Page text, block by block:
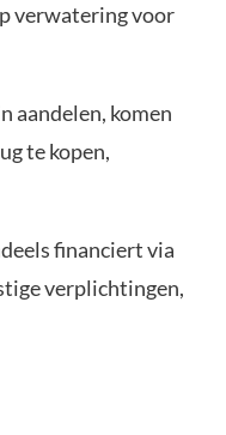
verwatering voor
aandelen, komen
te kopen,
financiert via
verplichtingen,